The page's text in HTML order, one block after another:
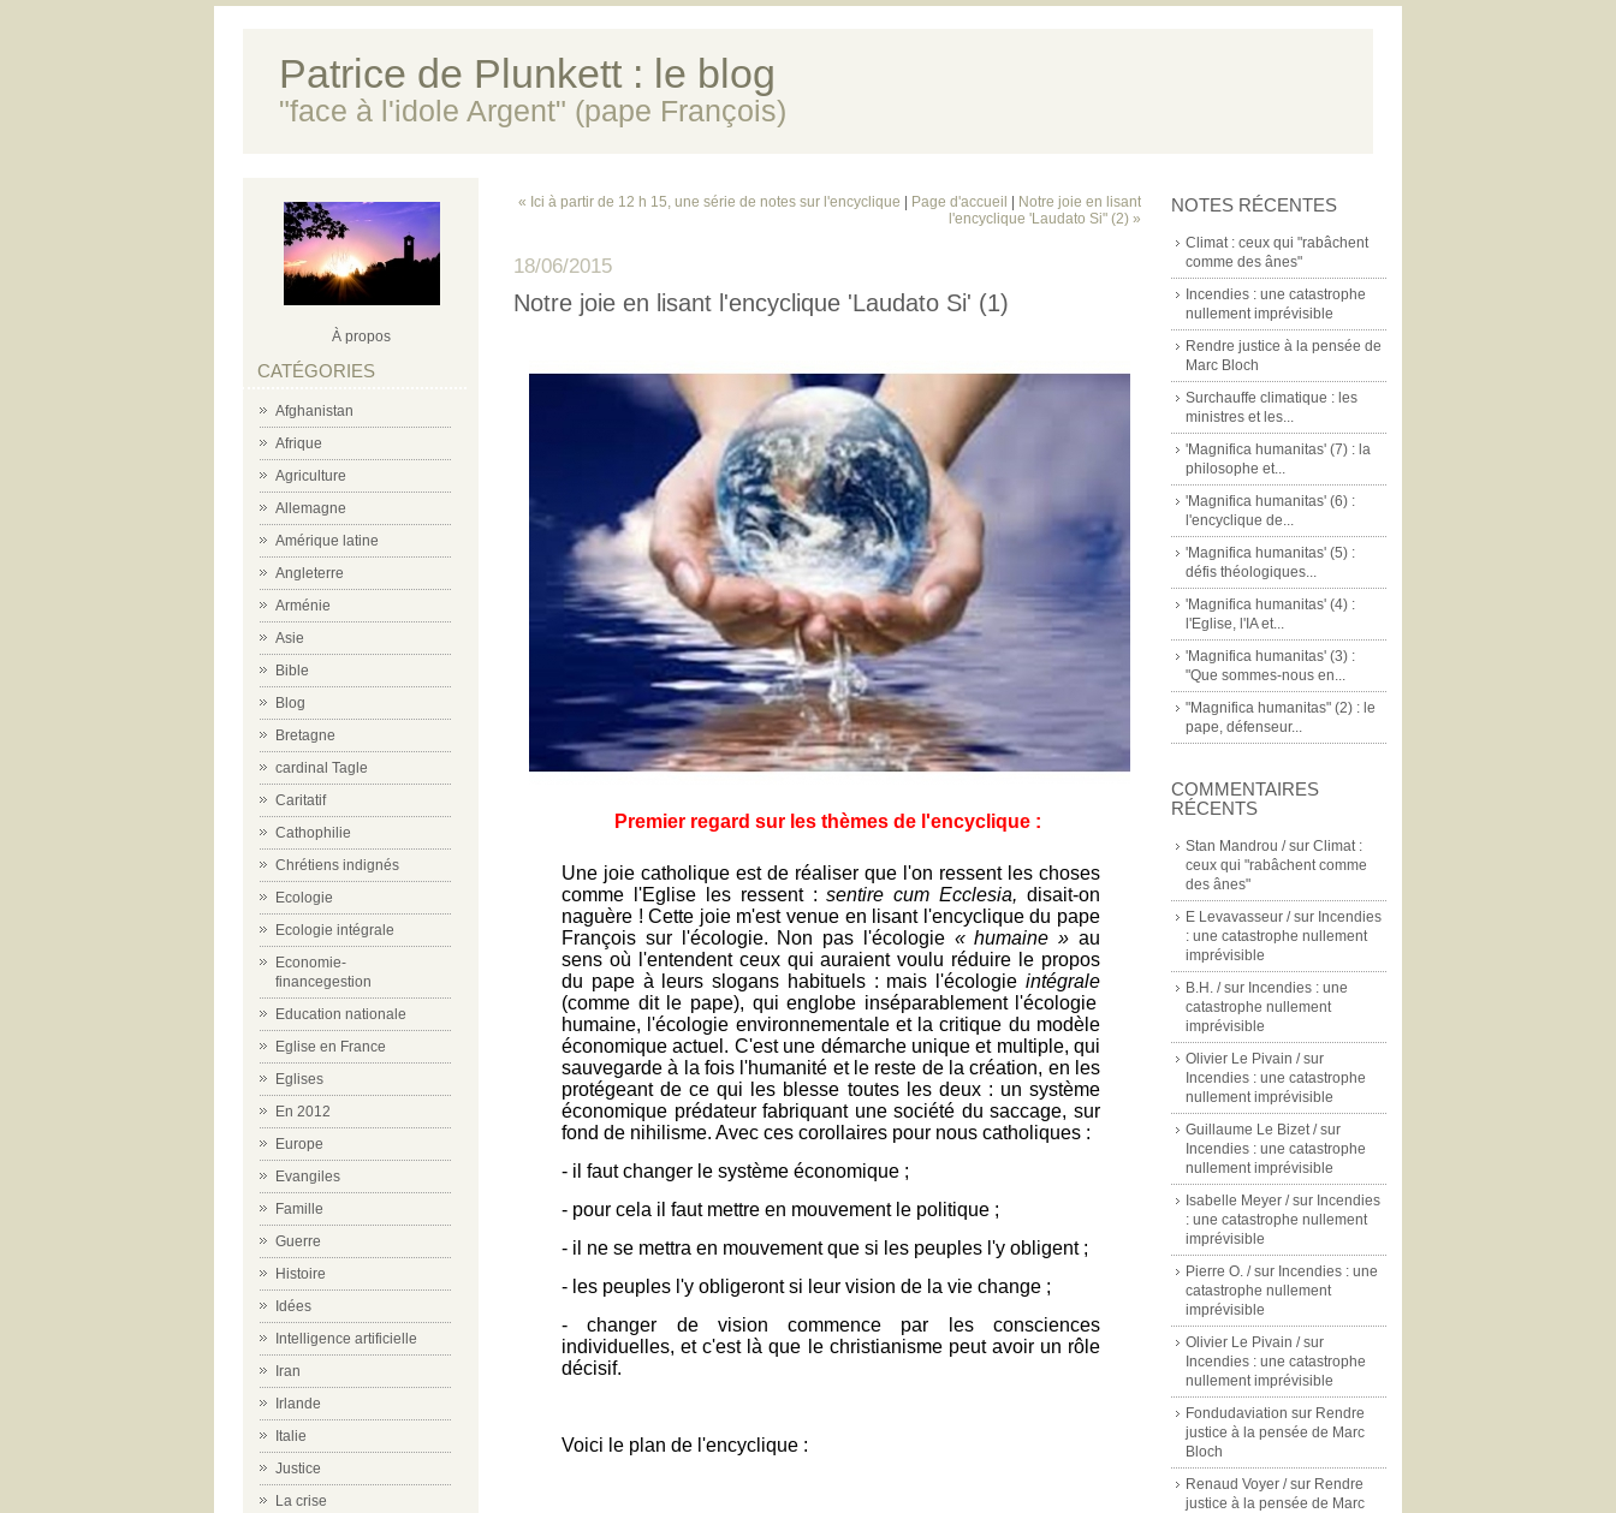
Patrice de Plunkett : le blog
"face à l'idole Argent" (pape François)
À propos
CATÉGORIES
Afghanistan
Afrique
Agriculture
Allemagne
Amérique latine
Angleterre
Arménie
Asie
Bible
Blog
Bretagne
cardinal Tagle
Caritatif
Cathophilie
Chrétiens indignés
Ecologie
Ecologie intégrale
Economie-
financegestion
Education nationale
Eglise en France
Eglises
En 2012
Europe
Evangiles
Famille
Guerre
Histoire
Idées
Intelligence artificielle
Iran
Irlande
Italie
Justice
La crise
NOTES RÉCENTES
Climat : ceux qui "rabâchent
comme des ânes"
Incendies : une catastrophe
nullement imprévisible
Rendre justice à la pensée de
Marc Bloch
Surchauffe climatique : les
ministres et les...
'Magnifica humanitas' (7) : la
philosophe et...
'Magnifica humanitas' (6) :
l'encyclique de...
'Magnifica humanitas' (5) :
défis théologiques...
'Magnifica humanitas' (4) :
l'Eglise, l'IA et...
'Magnifica humanitas' (3) :
"Que sommes-nous en...
"Magnifica humanitas" (2) : le
pape, défenseur...
COMMENTAIRES
RÉCENTS
Stan Mandrou /sur Climat :
ceux qui "rabâchent comme
des ânes"
E Levavasseur /sur Incendies
: une catastrophe nullement
imprévisible
B.H. /sur Incendies : une
catastrophe nullement
imprévisible
Olivier Le Pivain /sur
Incendies : une catastrophe
nullement imprévisible
Guillaume Le Bizet /sur
Incendies : une catastrophe
nullement imprévisible
Isabelle Meyer /sur Incendies
: une catastrophe nullement
imprévisible
Pierre O. /sur Incendies : une
catastrophe nullement
imprévisible
Olivier Le Pivain /sur
Incendies : une catastrophe
nullement imprévisible
Fondudaviation sur Rendre
justice à la pensée de Marc
Bloch
Renaud Voyer /sur Rendre
justice à la pensée de Marc
« Ici à partir de 12 h 15, une série de notes sur l'encyclique Page d'accueil
Notre joie en lisant
l'encyclique 'Laudato Si" (2) »
18/06/2015
Notre joie en lisant l'encyclique 'Laudato Si' (1)
Premier regard sur les thèmes de l'encyclique :
Une joie catholique est de réaliser que l'on ressent les choses
comme l'Eglise les ressent :sentire cum Ecclesia, disait-on
naguère ! Cette joie m'est venue en lisant l'encyclique du pape
François sur l'écologie. Non pas l'écologie « humaine » au
sens où l'entendent ceux qui auraient voulu réduire le propos
du papeà leurs s logans habituels : mais l'écologieintégrale
(comme dit le pape), qui englobe inséparablement l'écologie
humaine, l'écologie environnementale et la critique du modèle
économique actuel. C'est une démarche unique et multiple, qui
sauvegarde à la fois l'humanité et le reste de la création, en les
protégeant de ce qui les blesse toutes les deux : un système
économique prédateurfabriquantune société du saccage, sur
fond de nihilisme. Avec ces corollaires pour nous catholiques :
- il faut changer le système économique ;
- pour cela il faut mettre en mouvement le politique ;
- il ne se mettra en mouvement que si les peuples l'y obligent ;
- les peuples l'y obligeront si leur vision de la vie change ;
- changer de vision commence par les consciences
individuelles, et c'est là que le christianisme peut avoir un rôle
décisif.
Voici le plan de l'encyclique :